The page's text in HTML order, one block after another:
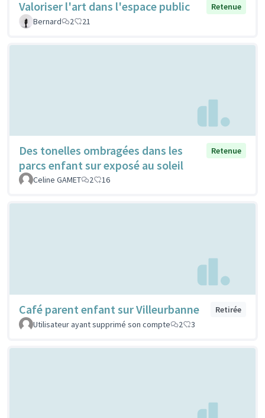
Valoriser l'art dans l'espace public
Retenue
Bernard
2 21
Des tonelles ombragées dans les
parcs enfant sur exposé au soleil
Retenue
Celine GAMET 2 16
Café parent enfant sur Villeurbanne
Retirée
Utilisateur ayant supprimé son compte
2 3